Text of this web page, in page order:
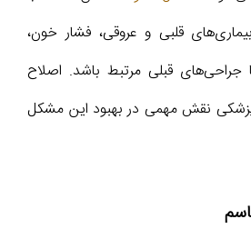
قلبی و عروقی، فشار خون،
جراحی‌های قبلی مرتبط باشد. اصلاح
نقش مهمی در بهبود این مشکل